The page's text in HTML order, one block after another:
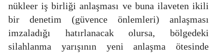
nükleer iş birliği anlaşması ve buna ilaveten ikili
bir denetim (güvence önlemleri) anlaşması
imzaladığı hatırlanacak olursa, bölgedeki
silahlanma yarışının yeni anlaşma ötesinde